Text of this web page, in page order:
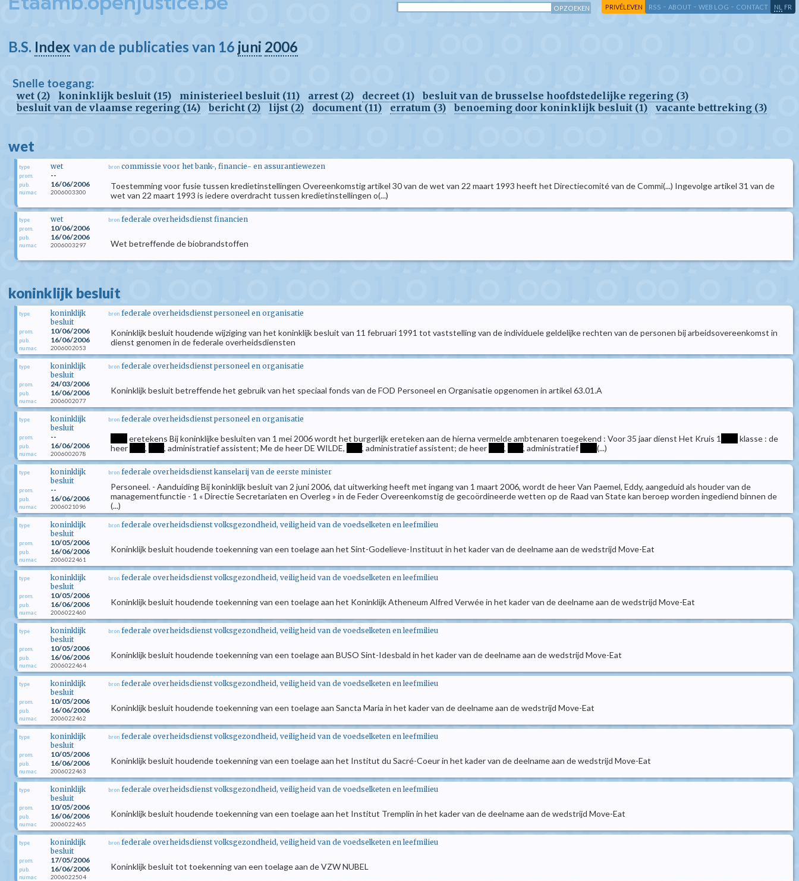
PRIVÉLEVEN RSS - ABOUT - WEB LOG - CONTACT NL FR
B.S. Indexvan de publicaties van 16 juni 2006
Snelle toegang:
wet (2) koninklijk besluit (15) ministerieel besluit (11) arrest (2) decreet (1)
besluit van de brusselse hoofdstedelijke regering (3)
besluit van de vlaamse regering (14)
bericht (2) lijst (2) document (11) erratum (3) benoeming door koninklijk besluit (1) vacante bettreking (3)
wet
type wet
prom. --
pub. 16/06/2006
numac 2006003300
bron commissie voor het bank-, financie- en assurantiewezen
Toestemming voor fusie tussen kredietinstellingen Overeenkomstig artikel 30 van de wet van 22 maart 1993 heeft het Directiecomité van de Commi(...) Ingevolge artikel 31 van de
wet van 22 maart 1993 is iedere overdracht tussen kredietinstellingen o(...)
type wet
prom. 10/06/2006
pub. 16/06/2006
numac 2006003297
bron federale overheidsdienst financien
Wet betreffende de biobrandstoffen
koninklijk besluit
type
koninklijk
besluit
prom. 10/06/2006
pub. 16/06/2006
numac 2006002053
bron federale overheidsdienst personeel en organisatie
Koninklijk besluit houdende wijziging van het koninklijk besluit van 11 februari 1991 tot vaststelling van de individuele geldelijke rechten van de personen bij arbeidsovereenkomst in
dienst genomen in de federale overheidsdiensten
type
koninklijk
besluit
prom. 24/03/2006
pub. 16/06/2006
numac 2006002077
bron federale overheidsdienst personeel en organisatie
Koninklijk besluit betreffende het gebruik van het speciaal fonds van de FOD Personeel en Organisatie opgenomen in artikel 63.01.A
type
koninklijk
besluit
prom. --
pub. 16/06/2006
numac 2006002078
bron federale overheidsdienst personeel en organisatie
eretekens Bij koninklijke besluiten van 1 mei 2006 wordt het burgerlijk ereteken aan de hierna vermelde ambtenaren toegekend : Voor 35 jaar dienst Het Kruis 1
klasse : de
heer
, , administratief assistent; Me de heer DE WILDE, , administratief assistent; de heer , , administratief (...)
type
koninklijk
besluit
prom. --
pub. 16/06/2006
numac 2006021096
bron federale overheidsdienst kanselarij van de eerste minister
Personeel. - Aanduiding Bij koninklijk besluit van 2 juni 2006, dat uitwerking heeft met ingang van 1 maart 2006, wordt de heer Van Paemel, Eddy, aangeduid als houder van de
managementfunctie - 1 « Directie Secretariaten en Overleg » in de Feder Overeenkomstig de gecoördineerde wetten op de Raad van State kan beroep worden ingediend binnen de
(...)
type
koninklijk
besluit
prom. 10/05/2006
pub. 16/06/2006
numac 2006022461
bron federale overheidsdienst volksgezondheid, veiligheid van de voedselketen en leefmilieu
Koninklijk besluit houdende toekenning van een toelage aan het Sint-Godelieve-Instituut in het kader van de deelname aan de wedstrijd Move-Eat
type
koninklijk
besluit
prom. 10/05/2006
pub. 16/06/2006
numac 2006022460
bron federale overheidsdienst volksgezondheid, veiligheid van de voedselketen en leefmilieu
Koninklijk besluit houdende toekenning van een toelage aan het Koninklijk Atheneum Alfred Verwée in het kader van de deelname aan de wedstrijd Move-Eat
type
koninklijk
besluit
prom. 10/05/2006
pub. 16/06/2006
numac 2006022464
bron federale overheidsdienst volksgezondheid, veiligheid van de voedselketen en leefmilieu
Koninklijk besluit houdende toekenning van een toelage aan BUSO Sint-Idesbald in het kader van de deelname aan de wedstrijd Move-Eat
type
koninklijk
besluit
prom. 10/05/2006
pub. 16/06/2006
numac 2006022462
bron federale overheidsdienst volksgezondheid, veiligheid van de voedselketen en leefmilieu
Koninklijk besluit houdende toekenning van een toelage aan Sancta Maria in het kader van de deelname aan de wedstrijd Move-Eat
type
koninklijk
besluit
prom. 10/05/2006
pub. 16/06/2006
numac 2006022463
bron federale overheidsdienst volksgezondheid, veiligheid van de voedselketen en leefmilieu
Koninklijk besluit houdende toekenning van een toelage aan het Institut du Sacré-Coeur in het kader van de deelname aan de wedstrijd Move-Eat
type
koninklijk
besluit
prom. 10/05/2006
pub. 16/06/2006
numac 2006022465
bron federale overheidsdienst volksgezondheid, veiligheid van de voedselketen en leefmilieu
Koninklijk besluit houdende toekenning van een toelage aan het Institut Tremplin in het kader van de deelname aan de wedstrijd Move-Eat
type
koninklijk
besluit
prom. 17/05/2006
pub. 16/06/2006
numac 2006022504
bron federale overheidsdienst volksgezondheid, veiligheid van de voedselketen en leefmilieu
Koninklijk besluit tot toekenning van een toelage aan de VZW NUBEL